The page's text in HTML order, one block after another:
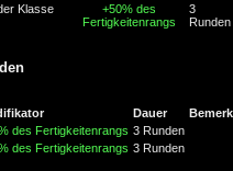
Klasse
+50% des
Fertigkeitenrangs
3
Runden
Dauer
des Fertigkeitenrangs 3 Runden
des Fertigkeitenrangs 3 Runden